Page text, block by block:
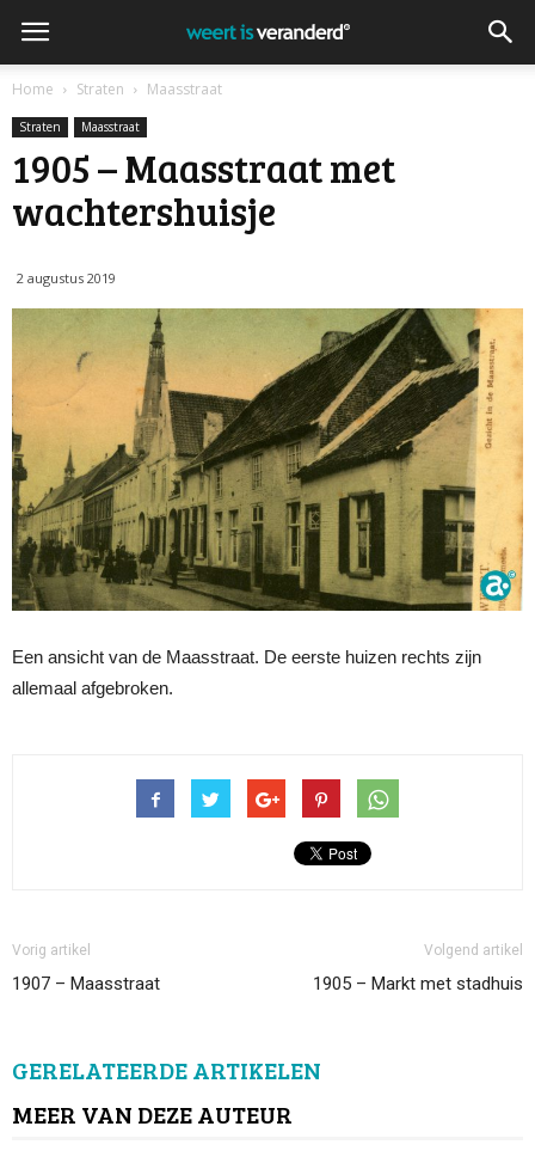
Home Straten Maasstraat
Straten Maasstraat
1905 – Maasstraat met
wachtershuisje
2 augustus 2019
Een ansicht van de Maasstraat. De eerste huizen rechts zijn
allemaal afgebroken.
Vorig artikel
1907 – Maasstraat
Volgend artikel
1905 – Markt met stadhuis
GERELATEERDE ARTIKELEN
MEER VAN DEZE AUTEUR